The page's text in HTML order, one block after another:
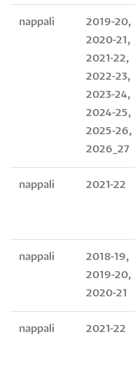
nappali
2019-20,
2020-21,
2021-22,
2022-23,
2023-24,
2024-25,
2025-26,
2026_27
nappali 2021-22
nappali
2018-19,
2019-20,
2020-21
nappali 2021-22